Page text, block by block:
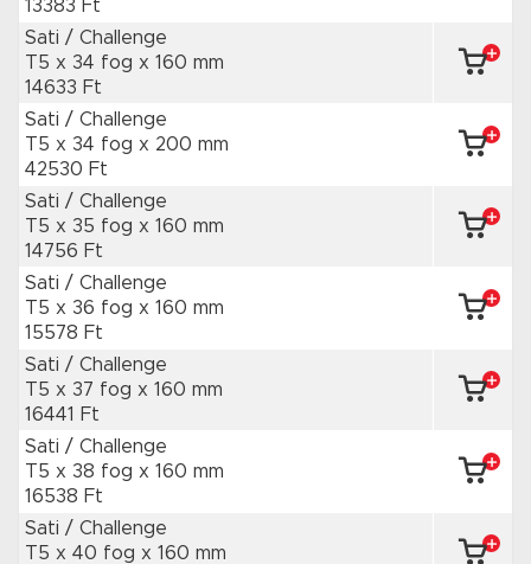
13383 Ft
Sati / Challenge
T5 x 34 fog x 160 mm
14633 Ft
Sati / Challenge
T5 x 34 fog x 200 mm
42530 Ft
Sati / Challenge
T5 x 35 fog x 160 mm
14756 Ft
Sati / Challenge
T5 x 36 fog x 160 mm
15578 Ft
Sati / Challenge
T5 x 37 fog x 160 mm
16441 Ft
Sati / Challenge
T5 x 38 fog x 160 mm
16538 Ft
Sati / Challenge
T5 x 40 fog x 160 mm